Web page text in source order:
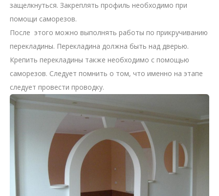
защелкнуться. Закреплять профиль необходимо при
помощи саморезов.
После этого можно выполнять работы по прикручиванию
перекладины. Перекладина должна быть над дверью.
Крепить перекладины также необходимо с помощью
саморезов. Следует помнить о том, что именно на этапе
следует провести проводку.